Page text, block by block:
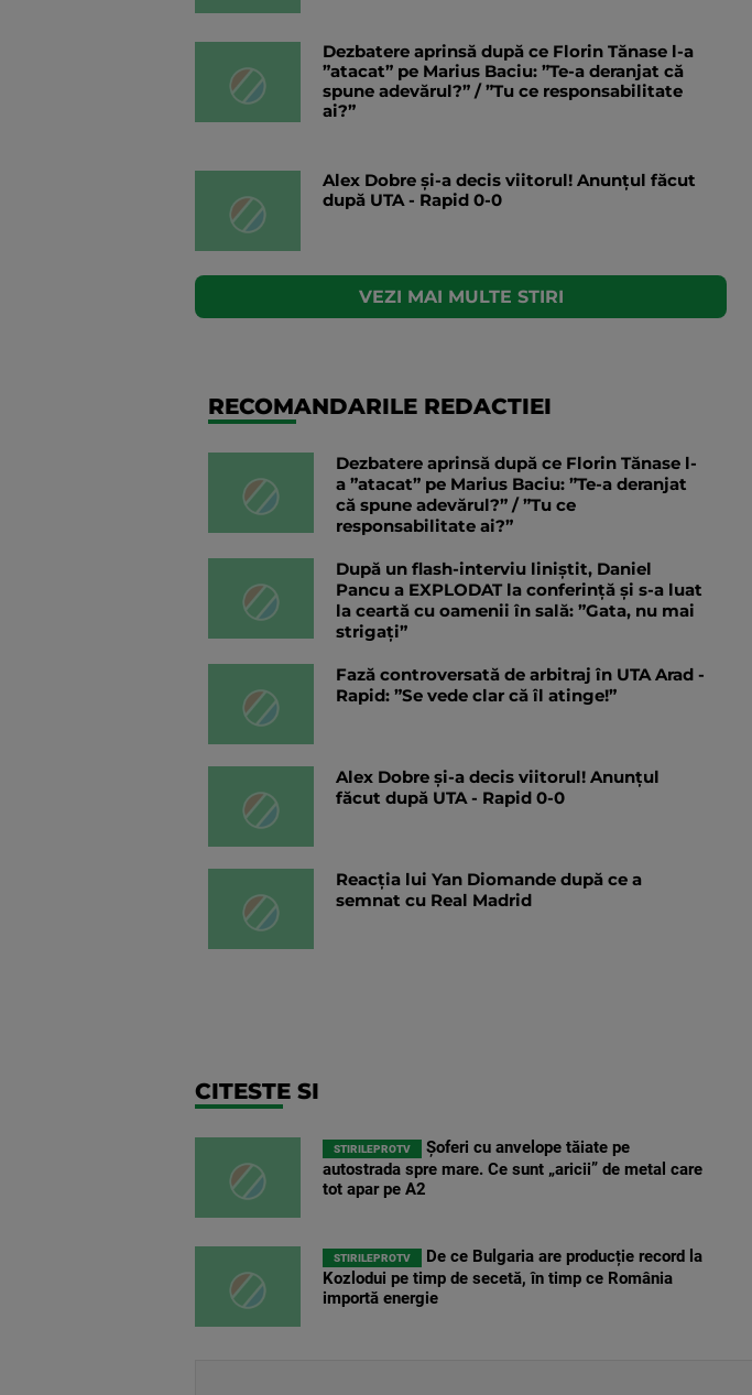
Dezbatere aprinsă după ce Florin Tănase l-a
”atacat” pe Marius Baciu: ”Te-a deranjat că
spune adevărul?” / ”Tu ce responsabilitate
ai?”
Alex Dobre și-a decis viitorul! Anunțul făcut
după UTA - Rapid 0-0
VEZI MAI MULTE STIRI
RECOMANDARILE REDACTIEI
Dezbatere aprinsă după ce Florin Tănase l-
a ”atacat” pe Marius Baciu: ”Te-a deranjat
că spune adevărul?” / ”Tu ce
responsabilitate ai?”
După un flash-interviu liniștit, Daniel
Pancu a EXPLODAT la conferință și s-a luat
la ceartă cu oamenii în sală: ”Gata, nu mai
strigați”
Fază controversată de arbitraj în UTA Arad -
Rapid: ”Se vede clar că îl atinge!”
Alex Dobre și-a decis viitorul! Anunțul
făcut după UTA - Rapid 0-0
Reacția lui Yan Diomande după ce a
semnat cu Real Madrid
CITESTE SI
STIRILEPROTV
Șoferi cu anvelope tăiate pe
autostrada spre mare. Ce sunt „aricii” de metal care
tot apar pe A2
STIRILEPROTV
De ce Bulgaria are producție record la
Kozlodui pe timp de secetă, în timp ce România
importă energie